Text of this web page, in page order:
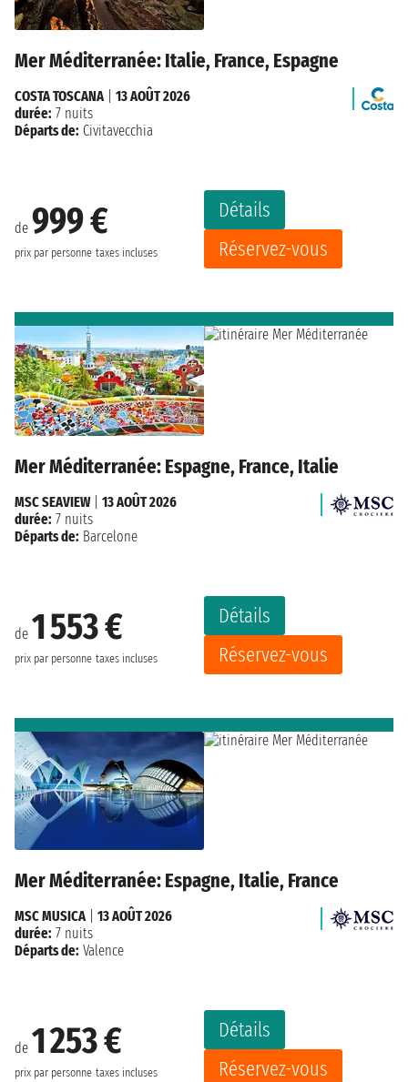
Mer Méditerranée: Italie, France, Espagne
de 999 €
prix par personne taxes incluses
Détails
Réservez-vous
COSTA TOSCANA| 13 AOÛT 2026
durée: 7 nuits
Départs de: Civitavecchia
Mer Méditerranée: Espagne, France, Italie
de 1 553 €
prix par personne taxes incluses
Détails
Réservez-vous
MSC SEAVIEW| 13 AOÛT 2026
durée: 7 nuits
Départs de: Barcelone
Mer Méditerranée: Espagne, Italie, France
de 1 253 €
prix par personne taxes incluses
Détails
Réservez-vous
MSC MUSICA| 13 AOÛT 2026
durée: 7 nuits
Départs de: Valence